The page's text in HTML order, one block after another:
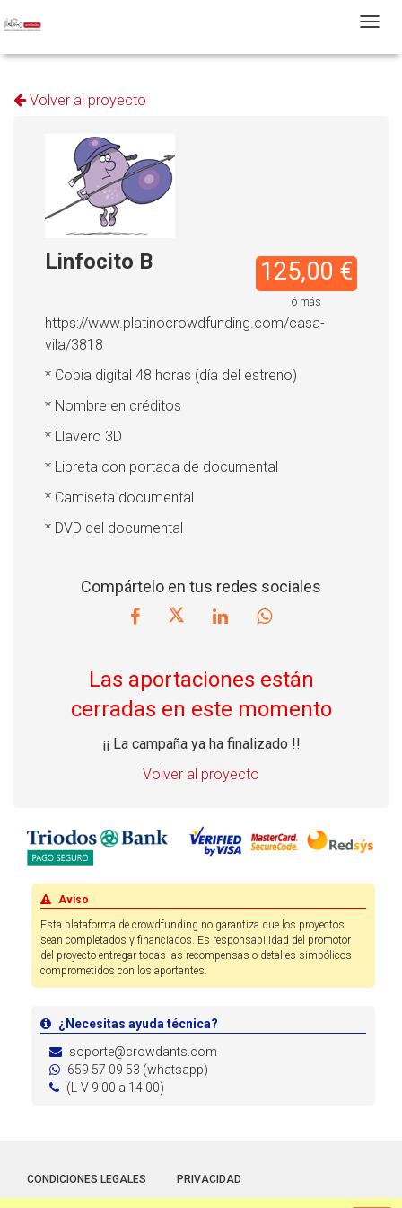
T
Volver al proyecto
125,00 €
ó más
Linfocito B
https://www.platinocrowdfunding.com/casa-
vila/3818
* Copia digital 48 horas (día del estreno)
* Nombre en créditos
* Llavero 3D
* Libreta con portada de documental
* Camiseta documental
* DVD del documental
Compártelo en tus redes sociales
Las aportaciones están
cerradas en este momento
¡¡ La campaña ya ha finalizado !!
Volver al proyecto
Aviso
Esta plataforma de crowdfunding no garantiza que los proyectos
sean completados y financiados. Es responsabilidad del promotor
del proyecto entregar todas las recompensas o detalles simbólicos
comprometidos con los aportantes.
¿Necesitas ayuda técnica?
soporte@crowdants.com
659 57 09 53 (whatsapp)
(L-V 9:00 a 14:00)
CONDICIONES LEGALES PRIVACIDAD